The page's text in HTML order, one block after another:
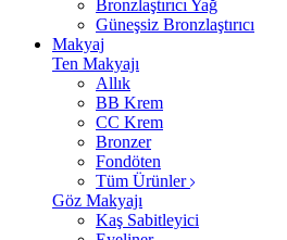
Bronzlaştırıcı Yağ
Güneşsiz Bronzlaştırıcı
Makyaj
Ten Makyajı
Allık
BB Krem
CC Krem
Bronzer
Fondöten
Tüm Ürünler
Göz Makyajı
Kaş Sabitleyici